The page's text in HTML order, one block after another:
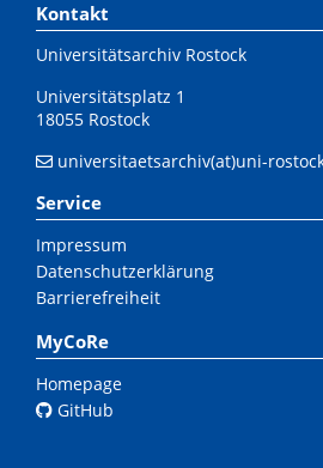
Kontakt
Universitätsarchiv Rostock
Universitätsplatz 1
18055 Rostock
universitaetsarchiv(at)uni-
Service
Impressum
Datenschutzerklärung
Barrierefreiheit
MyCoRe
Homepage
GitHub